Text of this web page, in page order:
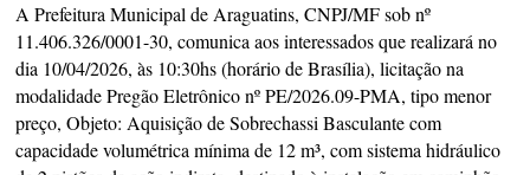
A Prefeitura Municipal de Araguatins, CNPJ/MF sob nº
11.406.326/0001-30, comunica aos interessados que realizará no
dia 10/04/2026, às 10:30hs (horário de Brasília), licitação na
modalidade Pregão Eletrônico nº PE/2026.09-PMA, tipo menor
preço, Objeto: Aquisição de Sobrechassi Basculante com
capacidade volumétrica mínima de 12 m³, com sistema hidráulico